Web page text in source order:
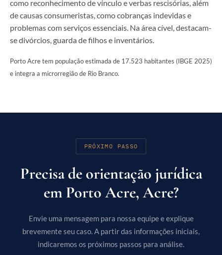
como reconhecimento de vínculo e verbas rescisórias, além
de causas consumeristas, como cobranças indevidas e
problemas com serviços essenciais. Na área cível, destacam-
se divórcios, guarda de filhos e inventários.
Porto Acre tem população estimada de 17.523 habitantes (IBGE 2025)
e integra a microrregião de Rio Branco.
PRÓXIMO PASSO
Precisa de orientação jurídica
em Porto Acre, Acre?
Envie uma mensagem para nossa equipe e explique
brevemente seu caso. A partir das informações iniciais,
indicaremos os próximos passos para análise.